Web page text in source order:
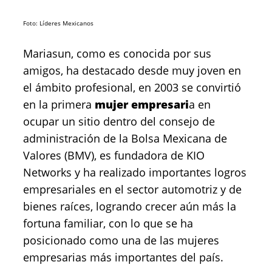
Foto: Líderes Mexicanos
Mariasun, como es conocida por sus
amigos, ha destacado desde muy joven en
el ámbito profesional, en 2003 se convirtió
en la primera mujer empresaria en
ocupar un sitio dentro del consejo de
administración de la Bolsa Mexicana de
Valores (BMV), es fundadora de KIO
Networks y ha realizado importantes logros
empresariales en el sector automotriz y de
bienes raíces, logrando crecer aún más la
fortuna familiar, con lo que se ha
posicionado como una de las mujeres
empresarias más importantes del país.